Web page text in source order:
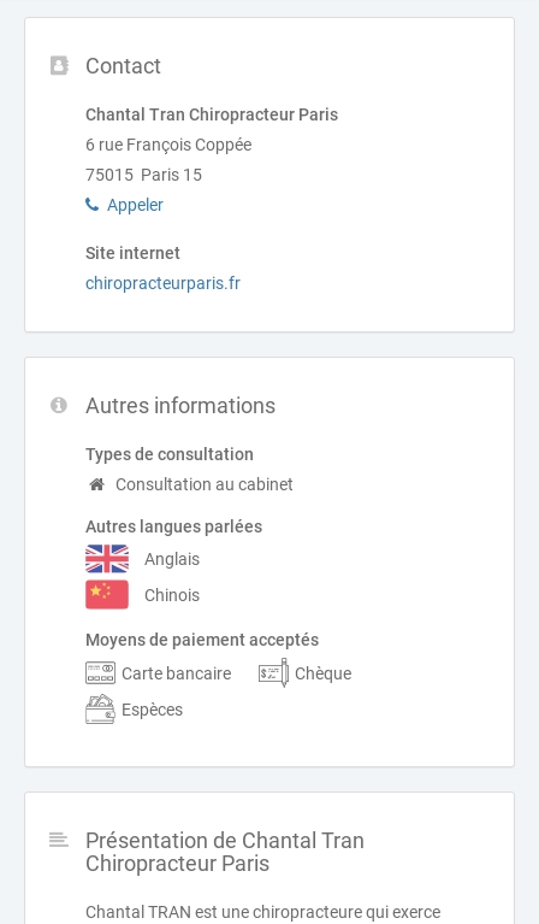
Contact
Chantal Tran Chiropracteur Paris
6 rue François Coppée
75015 Paris 15
Appeler
Site internet
chiropracteurparis.fr
Autres informations
Types de consultation
Consultation au cabinet
Autres langues parlées
Anglais
Chinois
Moyens de paiement acceptés
Carte bancaire
Chèque
Espèces
Présentation de Chantal Tran
Chiropracteur Paris
Chantal TRAN est une chiropracteure qui exerce